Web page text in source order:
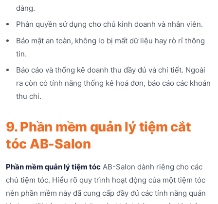
dàng.
Phân quyền sử dụng cho chủ kinh doanh và nhân viên.
Bảo mật an toàn, không lo bị mất dữ liệu hay rò rỉ thông
tin.
Báo cáo và thống kê doanh thu đầy đủ và chi tiết. Ngoài
ra còn có tính năng thống kê hoá đơn, báo cáo các khoản
thu chi.
9. Phần mềm quản lý tiệm cắt
tóc AB-Salon
Phần mềm quản lý tiệm tóc AB-Salon dành riêng cho các
chủ tiệm tóc. Hiểu rõ quy trình hoạt động của một tiệm tóc
nên phần mềm này đã cung cấp đầy đủ các tính năng quản